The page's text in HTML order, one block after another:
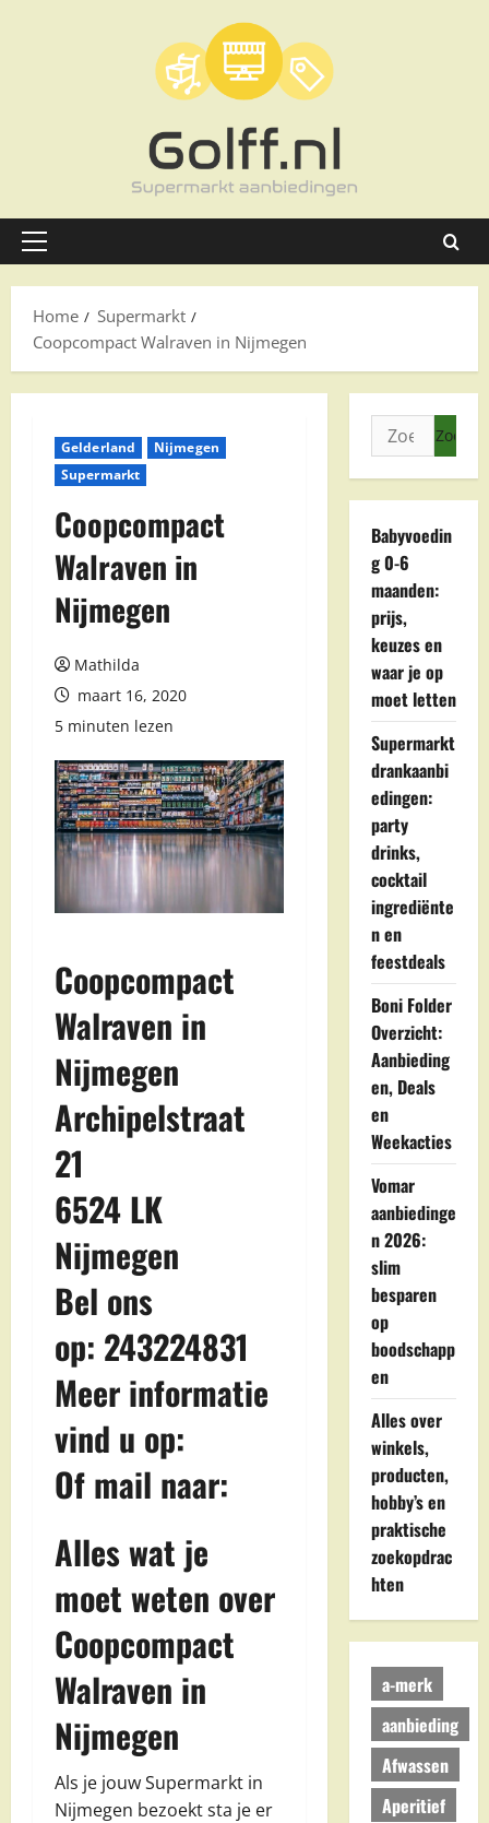
Primair
Home
Supermarkt
Coopcompact Walraven in Nijmegen
Gelderland
Nijmegen
Supermarkt
Coopcompact
Walraven in
Nijmegen
Mathilda
maart 16, 2020
5 minuten lezen
Coopcompact
Walraven in
Nijmegen
Archipelstraat
21
6524 LK
Nijmegen
Bel ons
op: 243224831
Meer informatie
vind u op:
Of mail naar:
Alles wat je
moet weten over
Coopcompact
Walraven in
Nijmegen
Als je jouw Supermarkt in
Nijmegen bezoekt sta je er
Zoeken
naar:
Babyvoedin
g 0-6
maanden:
prijs,
keuzes en
waar je op
moet letten
Supermarkt
drankaanbi
edingen:
party
drinks,
cocktail
ingrediënte
n en
feestdeals
Boni Folder
Overzicht:
Aanbieding
en, Deals
en
Weekacties
Vomar
aanbiedinge
n 2026:
slim
besparen
op
boodschapp
en
Alles over
winkels,
producten,
hobby’s en
praktische
zoekopdrac
hten
a-merk
aanbieding
Afwassen
Aperitief